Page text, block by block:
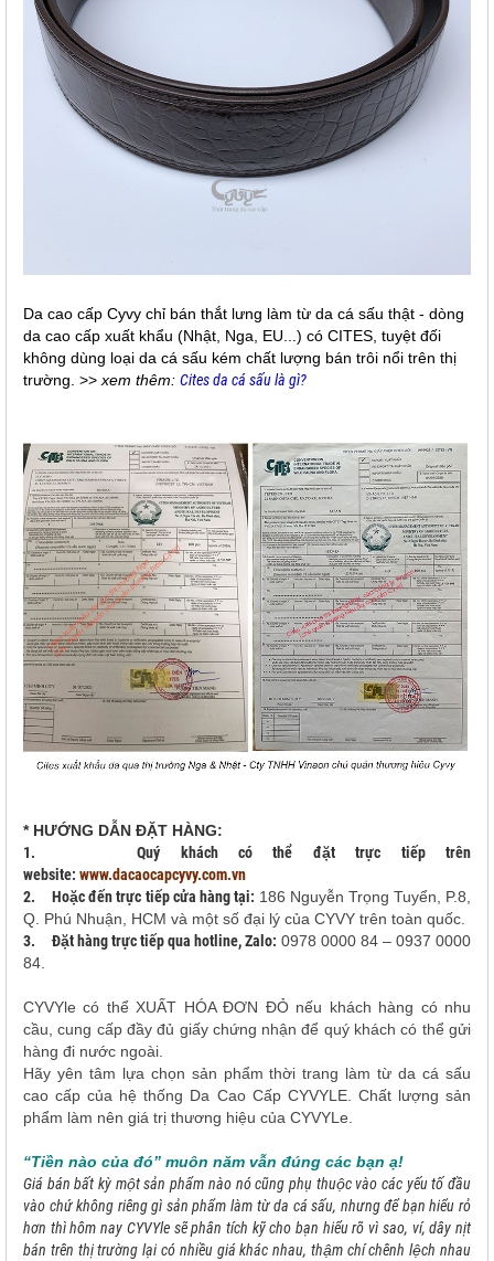
Da cao cấp Cyvy chỉ bán thắt lưng làm từ da cá sấu thật - dòng
da cao cấp xuất khẩu (Nhật, Nga, EU...) có CITES, tuyệt đối
không dùng loại da cá sấu kém chất lượng bán trôi nổi trên thị
trường. >> xem thêm: Cites da cá sấu là gì?
* HƯỚNG DẪN ĐẶT HÀNG:
1.Quý khách có thể đặt trực tiếp trên
website: www.dacaocapcyvy.com.vn
2.Hoặc đến trực tiếp cửa hàng tại: 186 Nguyễn Trọng Tuyển, P.8,
Q. Phú Nhuận, HCM và một số đại lý của CYVY trên toàn quốc.
3. Đặt hàng trực tiếp qua hotline, Zalo: 0978 0000 84 – 0937 0000
84.
CYVYle có thể XUẤT HÓA ĐƠN ĐỎ nếu khách hàng có nhu
cầu, cung cấp đầy đủ giấy chứng nhận để quý khách có thể gửi
hàng đi nước ngoài.
Hãy yên tâm lựa chọn sản phẩm thời trang làm từ da cá sấu
cao cấp của hệ thống Da Cao Cấp CYVYLE. Chất lượng sản
phẩm làm nên giá trị thương hiệu của CYVYLe.
“Tiền nào của đó” muôn năm vẫn đúng các bạn ạ!
Giá bán bất kỳ một sản phẩm nào nó cũng phụ thuộc vào các yếu tố đầu
vào chứ không riêng gì sản phẩm làm từ da cá sấu, nhưng để bạn hiểu rỏ
hơn thì hôm nay CYVYle sẽ phân tích kỹ cho bạn hiểu rõ vì sao, ví, dây nịt
bán trên thị trường lại có nhiều giá khác nhau, thậm chí chênh lệch nhau